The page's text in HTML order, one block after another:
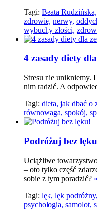
Tagi: Beata Rudzińska,
zdrowie, nerwy,
wybuchy złości,
4 zasady diety
Stresu nie unikniemy.
nim radzić. A
Tagi: dieta, jak dbać o
równowaga, spokój,
Podróżuj bez
Uciążliwe
– oto tylko część
sobie z tym poradzić? »
Tagi: lęk, lęk podróżny,
psychologia, samolot,